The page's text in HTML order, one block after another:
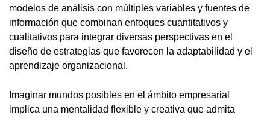
modelos de análisis con múltiples variables y fuentes de
información que combinan enfoques cuantitativos y
cualitativos para integrar diversas perspectivas en el
diseño de estrategias que favorecen la adaptabilidad y el
aprendizaje organizacional.
Imaginar mundos posibles en el ámbito empresarial
implica una mentalidad flexible y creativa que admita